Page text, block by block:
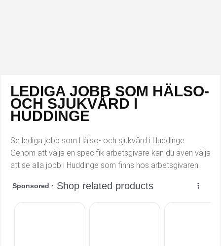
Militärt arbete
Naturvetenskapligt arbete
Sanering och renhållning
Lärare i fritidshem/Fritidspedagog
Läkarsekreterare/Vårdadmin/Medicinsk
Lastbilsförare m.fl.
LEDIGA JOBB SOM HÄLSO-
OCH SJUKVÅRD I
HUDDINGE
Se lediga jobb som Hälso- och sjukvård i Huddinge.
Genom att välja en specifik arbetsgivare kan du även välja
att se alla jobb i Huddinge som finns hos arbetsgivaren.